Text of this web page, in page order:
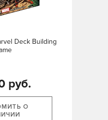
Deck Building
руб.
О